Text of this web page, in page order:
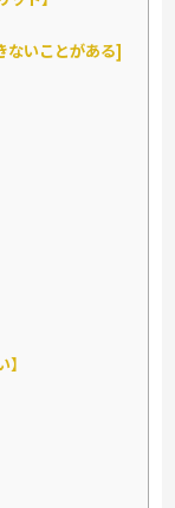
ないことがある]